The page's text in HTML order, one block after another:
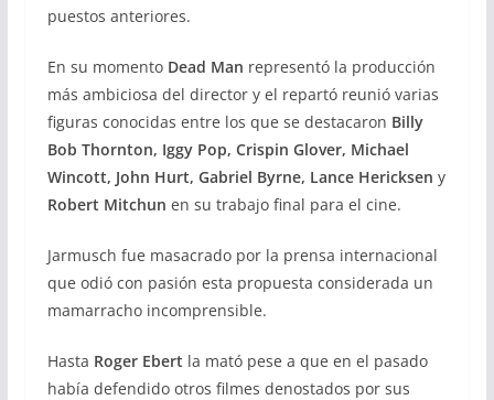
puestos anteriores.
En su momento Dead Man representó la producción
más ambiciosa del director y el repartó reunió varias
figuras conocidas entre los que se destacaron Billy
Bob Thornton, Iggy Pop, Crispin Glover, Michael
Wincott, John Hurt, Gabriel Byrne, Lance Hericksen y
Robert Mitchun en su trabajo final para el cine.
Jarmusch fue masacrado por la prensa internacional
que odió con pasión esta propuesta considerada un
mamarracho incomprensible.
Hasta Roger Ebert la mató pese a que en el pasado
había defendido otros filmes denostados por sus